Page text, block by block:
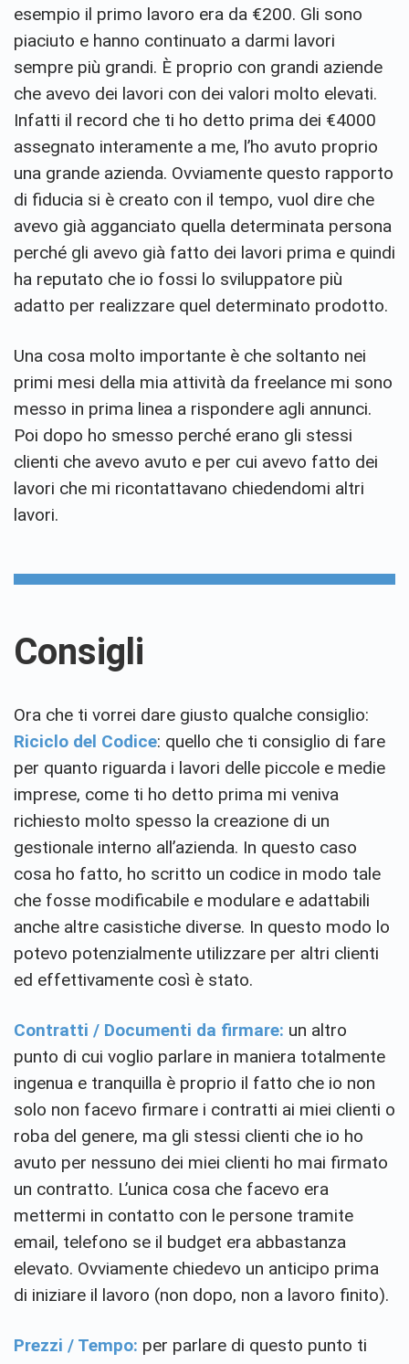
esempio il primo lavoro era da €200. Gli sono
piaciuto e hanno continuato a darmi lavori
sempre più grandi. È proprio con grandi aziende
che avevo dei lavori con dei valori molto elevati.
Infatti il record che ti ho detto prima dei €4000
assegnato interamente a me, l’ho avuto proprio
una grande azienda. Ovviamente questo rapporto
di fiducia si è creato con il tempo, vuol dire che
avevo già agganciato quella determinata persona
perché gli avevo già fatto dei lavori prima e quindi
ha reputato che io fossi lo sviluppatore più
adatto per realizzare quel determinato prodotto.
Una cosa molto importante è che soltanto nei
primi mesi della mia attività da freelance mi sono
messo in prima linea a rispondere agli annunci.
Poi dopo ho smesso perché erano gli stessi
clienti che avevo avuto e per cui avevo fatto dei
lavori che mi ricontattavano chiedendomi altri
lavori.
Consigli
Ora che ti vorrei dare giusto qualche consiglio:
Riciclo del Codice: quello che ti consiglio di fare
per quanto riguarda i lavori delle piccole e medie
imprese, come ti ho detto prima mi veniva
richiesto molto spesso la creazione di un
gestionale interno all’azienda. In questo caso
cosa ho fatto, ho scritto un codice in modo tale
che fosse modificabile e modulare e adattabili
anche altre casistiche diverse. In questo modo lo
potevo potenzialmente utilizzare per altri clienti
ed effettivamente così è stato.
Contratti / Documenti da firmare: un altro
punto di cui voglio parlare in maniera totalmente
ingenua e tranquilla è proprio il fatto che io non
solo non facevo firmare i contratti ai miei clienti o
roba del genere, ma gli stessi clienti che io ho
avuto per nessuno dei miei clienti ho mai firmato
un contratto. L’unica cosa che facevo era
mettermi in contatto con le persone tramite
email, telefono se il budget era abbastanza
elevato. Ovviamente chiedevo un anticipo prima
di iniziare il lavoro (non dopo, non a lavoro finito).
Prezzi / Tempo: per parlare di questo punto ti